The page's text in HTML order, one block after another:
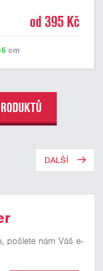
od 395 Kč
cm
DALŠÍ
pošlete nám Váš e-